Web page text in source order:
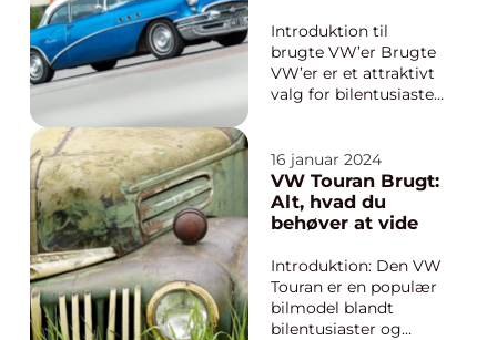
giver dig en
dybdegående og
detal...
Introduktion til
brugte VW’er Brugte
VW’er er et attraktivt
valg for bilentusiaster
velkørende bil til en
overkommelig pris.
Volkswagen (VW) er
et anerkendt
kendt for sin
pålideligh...
16 januar 2024
VW Touran Brugt:
Alt, hvad du
behøver at vide
Introduktion: Den VW
Touran er en populær
bilmodel blandt
bilentusiaster og